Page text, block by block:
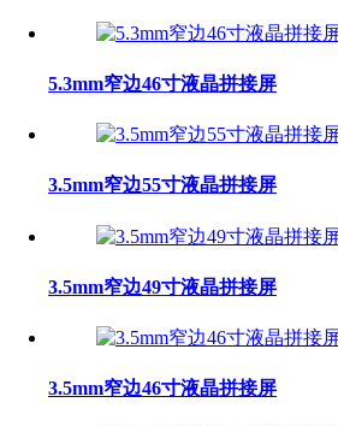
5.3mm窄边46寸液晶拼接屏
3.5mm窄边55寸液晶拼接屏
3.5mm窄边49寸液晶拼接屏
3.5mm窄边46寸液晶拼接屏